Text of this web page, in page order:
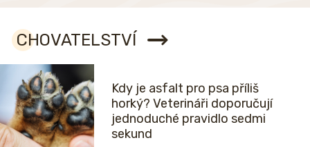
CHOVATELSTVÍ
Kdy je asfalt pro psa příliš
horký? Veterináři doporučují
jednoduché pravidlo sedmi
sekund